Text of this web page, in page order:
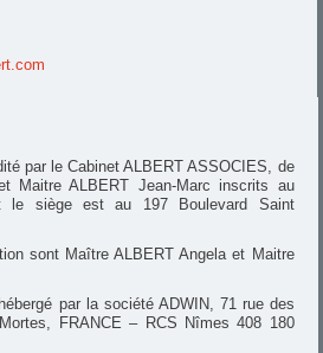
par le Cabinet ALBERT ASSOCIES, de
Maitre ALBERT Jean-Marc inscrits au
le siège est au 197 Boulevard Saint
sont Maître ALBERT Angela et Maitre
par la société ADWIN, 71 rue des
FRANCE – RCS Nîmes 408 180